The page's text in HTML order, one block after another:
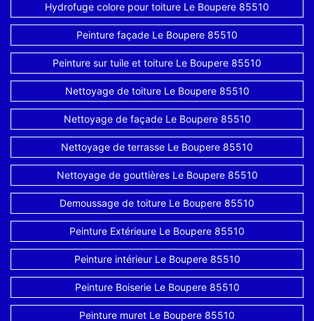
Hydrofuge colore pour toiture Le Boupere 85510
Peinture façade Le Boupere 85510
Peinture sur tuile et toiture Le Boupere 85510
Nettoyage de toiture Le Boupere 85510
Nettoyage de façade Le Boupere 85510
Nettoyage de terrasse Le Boupere 85510
Nettoyage de gouttières Le Boupere 85510
Demoussage de toiture Le Boupere 85510
Peinture Extérieure Le Boupere 85510
Peinture intérieur Le Boupere 85510
Peinture Boiserie Le Boupere 85510
Peinture muret Le Boupere 85510